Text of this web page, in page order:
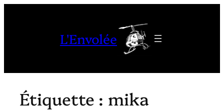
L'Envolée
Étiquette : mika